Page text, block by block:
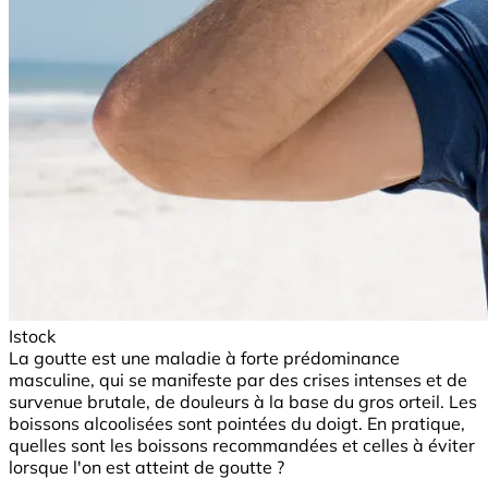
Istock
La goutte est une maladie à forte prédominance
masculine, qui se manifeste par des crises intenses et de
survenue brutale, de douleurs à la base du gros orteil. Les
boissons alcoolisées sont pointées du doigt. En pratique,
quelles sont les boissons recommandées et celles à éviter
lorsque l'on est atteint de goutte ?